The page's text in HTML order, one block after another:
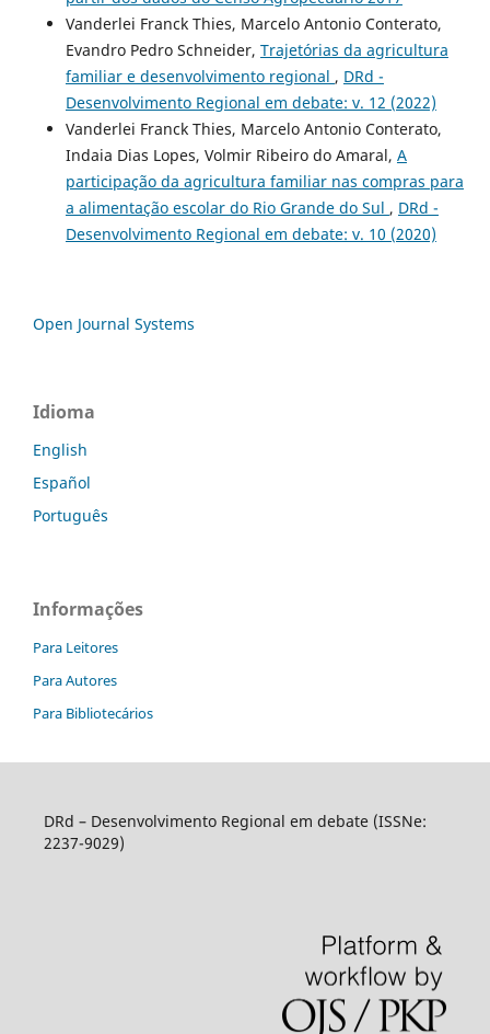
Vanderlei Franck Thies, Marcelo Antonio Conterato,
Evandro Pedro Schneider, Trajetórias da agricultura
familiar e desenvolvimento regional , DRd -
Desenvolvimento Regional em debate: v. 12 (2022)
Vanderlei Franck Thies, Marcelo Antonio Conterato,
Indaia Dias Lopes, Volmir Ribeiro do Amaral, A
participação da agricultura familiar nas compras para
a alimentação escolar do Rio Grande do Sul , DRd -
Desenvolvimento Regional em debate: v. 10 (2020)
Open Journal Systems
Idioma
English
Español
Português
Informações
Para Leitores
Para Autores
Para Bibliotecários
DRd – Desenvolvimento Regional em debate (ISSNe:
2237-9029)